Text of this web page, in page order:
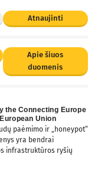
Atnaujinti
Apie šiuos
duomenis
paėmimo ir „honeypot“
yra bendrai
infrastruktūros ryšių